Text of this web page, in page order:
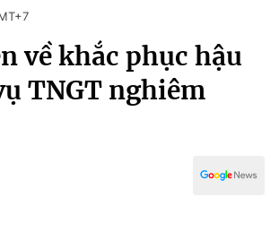
trí
về khắc phục hậu
TNGT nghiêm